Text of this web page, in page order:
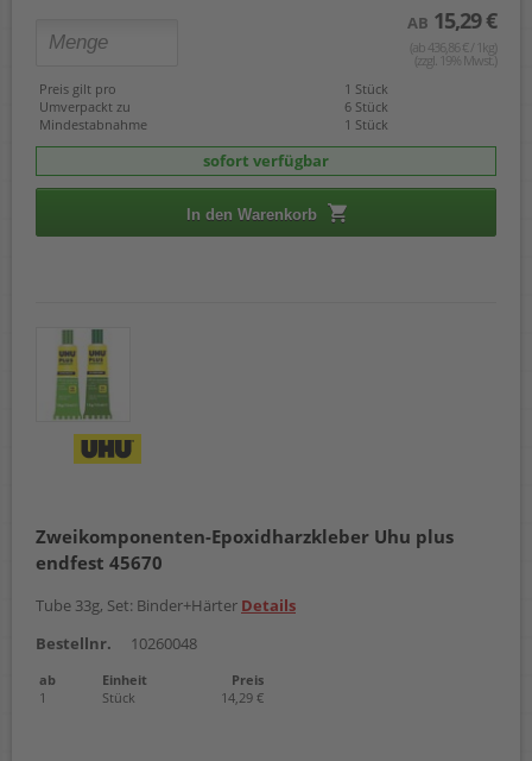
AB 15,29 €
(ab 436,86 € / 1kg)
(zzgl. 19% Mwst.)
Preis gilt pro
1 Stück
Umverpackt zu
6 Stück
Mindestabnahme
1 Stück
sofort verfügbar
In den Warenkorb
Zweikomponenten-Epoxidharzkleber Uhu plus
endfest 45670
Tube 33g, Set: Binder+Härter Details
Bestellnr.
10260048
ab Einheit
Preis
1
Stück 14,29 €